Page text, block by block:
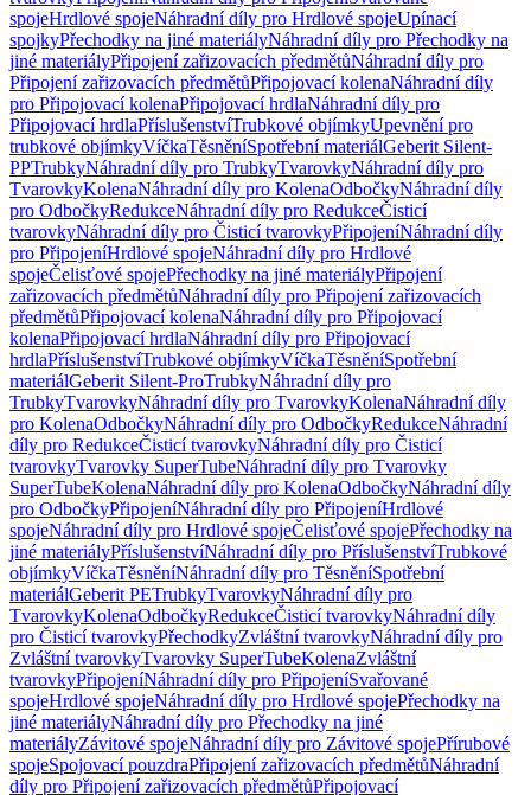
spojeHrdlové spojeNáhradní díly pro Hrdlové spojeUpínací
spojkyPřechodky na jiné materiályNáhradní díly pro Přechodky na
jiné materiályPřipojení zařizovacích předmětůNáhradní díly pro
Připojení zařizovacích předmětůPřipojovací kolenaNáhradní díly
pro Připojovací kolenaPřipojovací hrdlaNáhradní díly pro
Připojovací hrdlaPříslušenstvíTrubkové objímkyUpevnění pro
trubkové objímkyVíčkaTěsněníSpotřební materiálGeberit Silent-
PPTrubkyNáhradní díly pro TrubkyTvarovkyNáhradní díly pro
TvarovkyKolenaNáhradní díly pro KolenaOdbočkyNáhradní díly
pro OdbočkyRedukceNáhradní díly pro RedukceČisticí
tvarovkyNáhradní díly pro Čisticí tvarovkyPřipojeníNáhradní díly
pro PřipojeníHrdlové spojeNáhradní díly pro Hrdlové
spojeČelisťové spojePřechodky na jiné materiályPřipojení
zařizovacích předmětůNáhradní díly pro Připojení zařizovacích
předmětůPřipojovací kolenaNáhradní díly pro Připojovací
kolenaPřipojovací hrdlaNáhradní díly pro Připojovací
hrdlaPříslušenstvíTrubkové objímkyVíčkaTěsněníSpotřební
materiálGeberit Silent-ProTrubkyNáhradní díly pro
TrubkyTvarovkyNáhradní díly pro TvarovkyKolenaNáhradní díly
pro KolenaOdbočkyNáhradní díly pro OdbočkyRedukceNáhradní
díly pro RedukceČisticí tvarovkyNáhradní díly pro Čisticí
tvarovkyTvarovky SuperTubeNáhradní díly pro Tvarovky
SuperTubeKolenaNáhradní díly pro KolenaOdbočkyNáhradní díly
pro OdbočkyPřipojeníNáhradní díly pro PřipojeníHrdlové
spojeNáhradní díly pro Hrdlové spojeČelisťové spojePřechodky na
jiné materiályPříslušenstvíNáhradní díly pro PříslušenstvíTrubkové
objímkyVíčkaTěsněníNáhradní díly pro TěsněníSpotřební
materiálGeberit PETrubkyTvarovkyNáhradní díly pro
TvarovkyKolenaOdbočkyRedukceČisticí tvarovkyNáhradní díly
pro Čisticí tvarovkyPřechodkyZvláštní tvarovkyNáhradní díly pro
Zvláštní tvarovkyTvarovky SuperTubeKolenaZvláštní
tvarovkyPřipojeníNáhradní díly pro PřipojeníSvařované
spojeHrdlové spojeNáhradní díly pro Hrdlové spojePřechodky na
jiné materiályNáhradní díly pro Přechodky na jiné
materiályZávitové spojeNáhradní díly pro Závitové spojePřírubové
spojeSpojovací pouzdraPřipojení zařizovacích předmětůNáhradní
díly pro Připojení zařizovacích předmětůPřipojovací